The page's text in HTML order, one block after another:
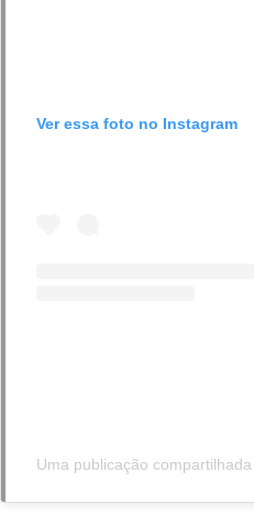
Ver essa foto no Instagram